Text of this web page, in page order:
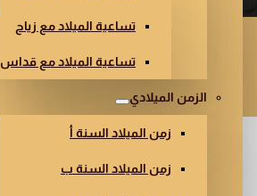
تساعية الميلاد مع زياح
تساعية الميلاد مع قداس
الزمن الميلادي
زمن الميلاد السنة أ
زمن الميلاد السنة ب